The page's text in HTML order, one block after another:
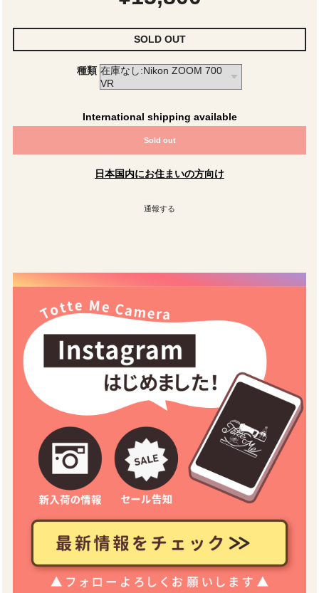
SOLD OUT
種類
International shipping available
Sold out
日本国内にお住まいの方向け
通報する